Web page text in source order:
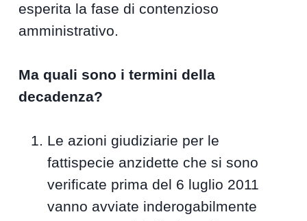
esperita la fase di contenzioso
amministrativo.
Ma quali sono i termini della
decadenza?
Le azioni giudiziarie per le
fattispecie anzidette che si sono
verificate prima del 6 luglio 2011
vanno avviate inderogabilmente